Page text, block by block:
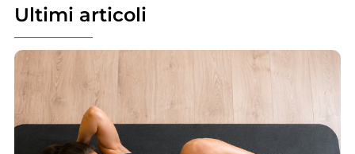
Ultimi articoli